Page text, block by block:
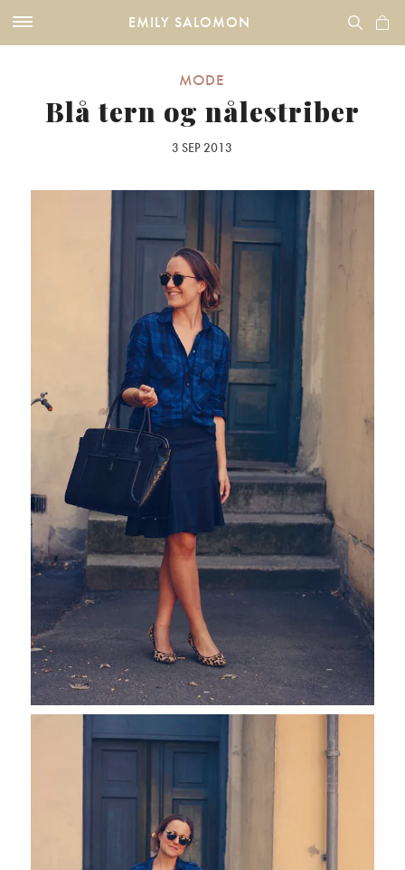
EMILY SALOMON
MODE
Blå tern og nålestriber
3 SEP 2013